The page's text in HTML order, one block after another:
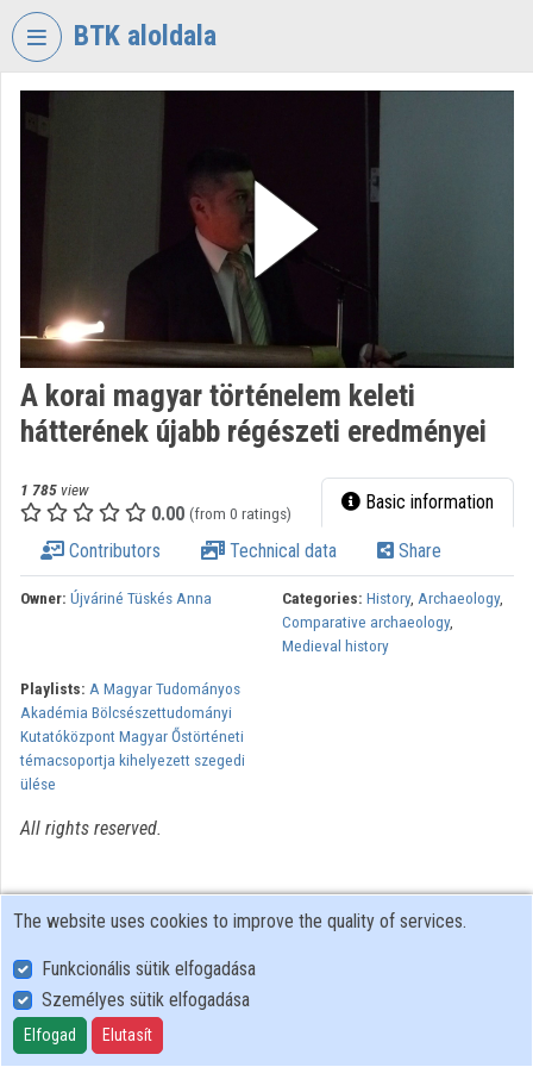
Skip header
BTK aloldala
HUMANTITIES
Organization home
Organization discovery
Categories
Organizations
A korai magyar történelem keleti
hátterének újabb régészeti eredményei
1 785 view
0.00 (from 0 ratings) Basic information
Contributors Technical data Share
Owner: Újváriné Tüskés Anna Categories: History, Archaeology,
Comparative archaeology,
Medieval history
Playlists: A Magyar Tudományos
Akadémia Bölcsészettudományi
Kutatóközpont Magyar Őstörténeti
témacsoportja kihelyezett szegedi
ülése
All rights reserved.
User Policy
Adatkezelési tájékoztató (en)
Cookie Policy
The website uses cookies to improve the quality of services.
Funkcionális sütik elfogadása
Személyes sütik elfogadása
Elfogad Elutasít